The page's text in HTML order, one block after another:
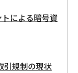
による暗号資
引規制の現状